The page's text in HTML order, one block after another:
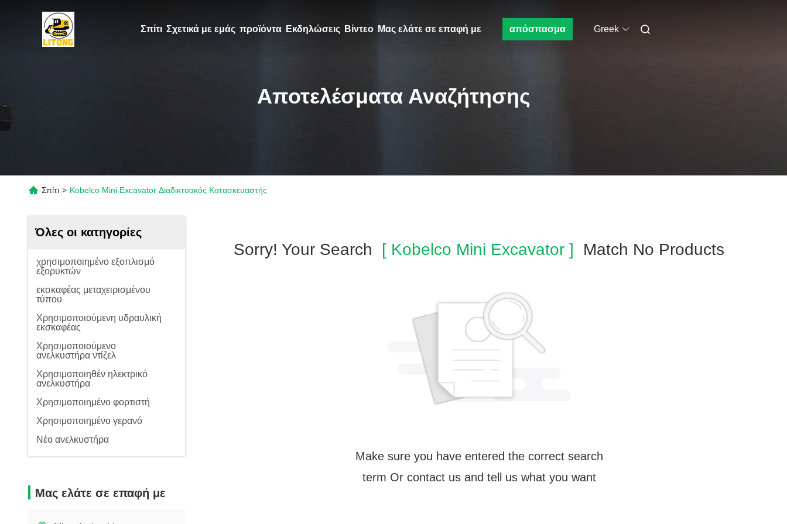
Σπίτι Σχετικά με εμάς προϊόντα Εκδηλώσεις Βίντεο Μας ελάτε σε επαφή με απόσπασμα Greek
Αποτελέσματα Αναζήτησης
Σπίτι > Kobelco Mini Excavator Διαδικτυακός Κατασκευαστής
Όλες οι κατηγορίες
χρησιμοποιημένο εξοπλισμό
εξορυκτών
εκσκαφέας μεταχειρισμένου
τύπου
Χρησιμοποιούμενη υδραυλική
εκσκαφέας
Χρησιμοποιούμενο
ανελκυστήρα ντίζελ
Χρησιμοποιηθέν ηλεκτρικό
ανελκυστήρα
Χρησιμοποιημένο φορτιστή
Χρησιμοποιημένο γερανό
Νέο ανελκυστήρα
Μας ελάτε σε επαφή με
Sorry! Your Search [ Kobelco Mini Excavator ] Match No Products
Make sure you have entered the correct search
term Or contact us and tell us what you want